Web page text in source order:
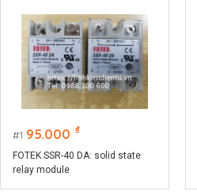
1 95.000 ₫
FOTEK SSR-40 DA: solid state
relay module